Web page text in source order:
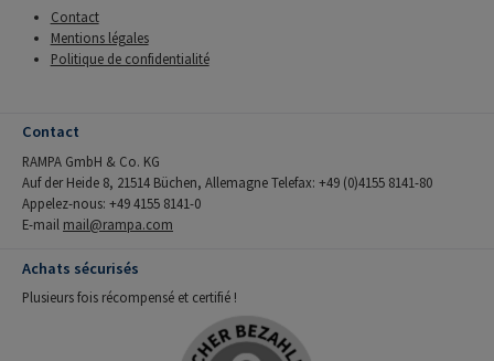
Contact
Mentions légales
Politique de confidentialité
Contact
RAMPA GmbH & Co. KG
Auf der Heide 8, 21514 Büchen, Allemagne Telefax: +49 (0)4155 8141-80
Appelez-nous: +49 4155 8141-0
E-mail mail@rampa.com
Achats sécurisés
Plusieurs fois récompensé et certifié !